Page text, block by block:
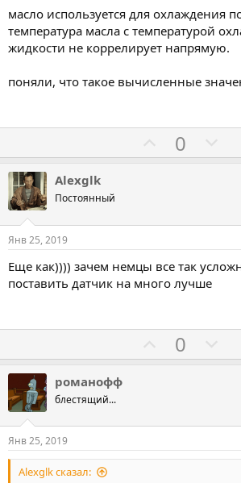
масло используется для охлаждения
температура масла с температурой
жидкости не коррелирует напрямую.
поняли, что такое вычисленные
о
с
в
а
т
з
а
0
о
с
в
а
п
р
в
Alexglk
Постоянный
Янв 25, 2019
Еще как)))) зачем немцы все так
поставить датчик на много лучше
о
с
в
0
о
с
в
романофф
блестящий...
Янв 25, 2019
Alexglk сказал: